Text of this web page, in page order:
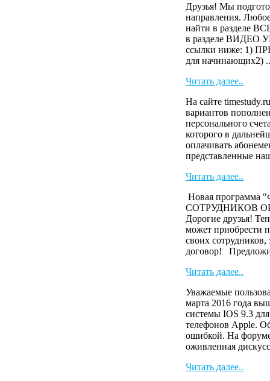
Друзья! Мы
направления.
найти в разделе
в разделе ВИДЕО
ссылки ниже: 1)
для начинающих2)
Читать далее..
На сайте
вариантов
персонального
которого в
оплачивать
представленные
Читать далее..
Новая
СОТРУДНИКОВ
Дорогие друзья!
может приобрести
своих
договор!
Читать далее..
Уважаемые
марта 2016 года
системы IOS 9.3
телефонов Apple.
ошибкой. На
оживленная
Читать далее..